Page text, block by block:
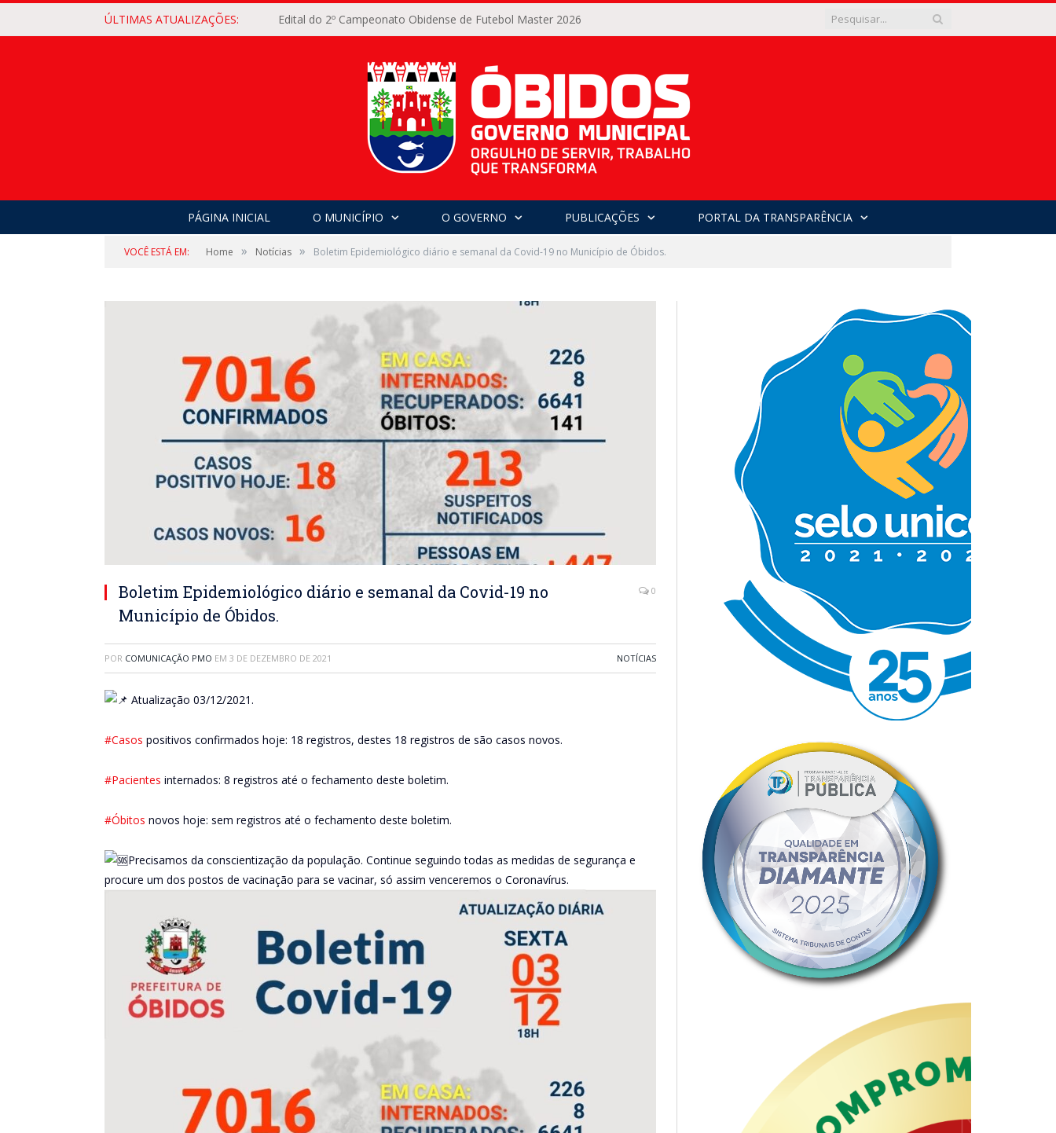
ÚLTIMAS ATUALIZAÇÕES: Edital do 2º Campeonato Obidense de Futebol Master 2026
PÁGINA INICIAL O MUNICÍPIO O GOVERNO PUBLICAÇÕES PORTAL DA TRANSPARÊNCIA
VOCÊ ESTÁ EM: Home » Notícias » Boletim Epidemiológico diário e semanal da Covid-19 no Município de Óbidos.
Boletim Epidemiológico diário e semanal da Covid-19 no
Município de Óbidos.
0
POR COMUNICAÇÃO PMO EM 3 DE DEZEMBRO DE 2021 NOTÍCIAS
Atualização 03/12/2021.
#Casos positivos confirmados hoje: 18 registros, destes 18 registros de são casos novos.
#Pacientes internados: 8 registros até o fechamento deste boletim.
#Óbitos novos hoje: sem registros até o fechamento deste boletim.
Precisamos da conscientização da população. Continue seguindo todas as medidas de segurança e
procure um dos postos de vacinação para se vacinar, só assim venceremos o Coronavírus.